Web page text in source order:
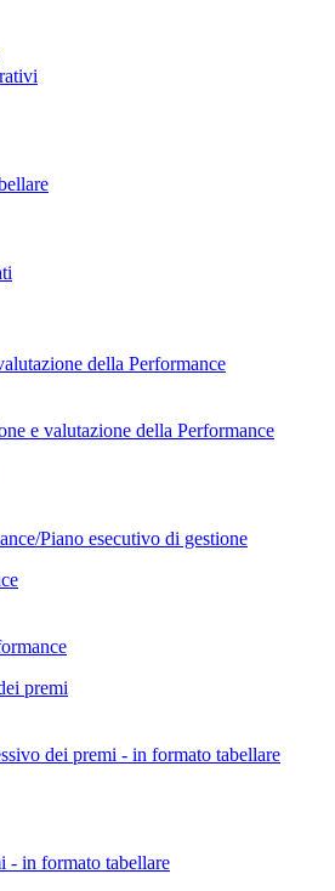
della Performance
e valutazione della Performance
Piano esecutivo di gestione
premi
dei premi - in formato tabellare
- in formato tabellare